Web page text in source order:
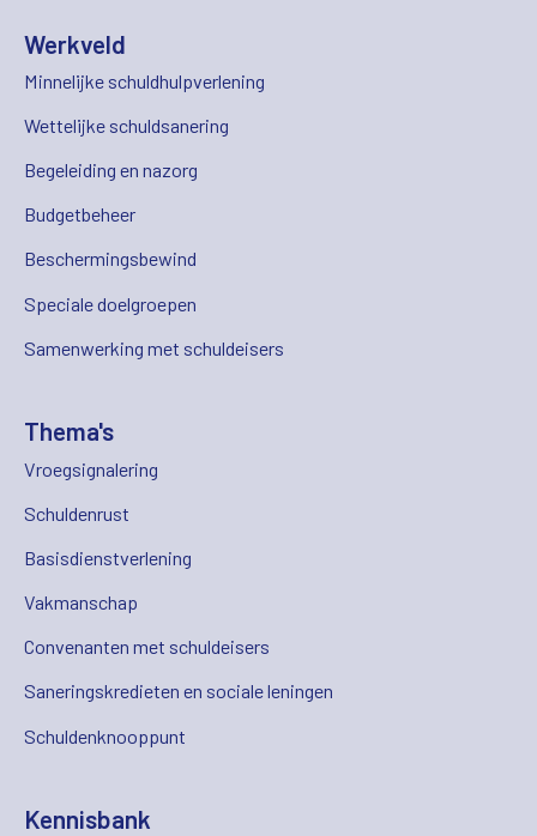
Werkveld
Minnelijke schuldhulpverlening
Wettelijke schuldsanering
Begeleiding en nazorg
Budgetbeheer
Beschermingsbewind
Speciale doelgroepen
Samenwerking met schuldeisers
Thema's
Vroegsignalering
Schuldenrust
Basisdienstverlening
Vakmanschap
Convenanten met schuldeisers
Saneringskredieten en sociale leningen
Schuldenknooppunt
Kennisbank